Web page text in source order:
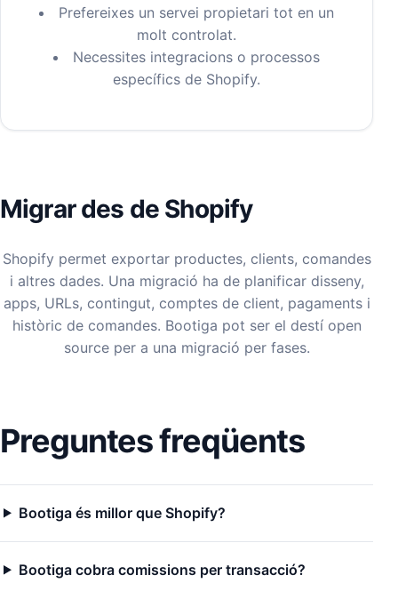
Prefereixes un servei propietari tot en un
molt controlat.
Necessites integracions o processos
específics de Shopify.
Migrar des de Shopify
Shopify permet exportar productes, clients, comandes
i altres dades. Una migració ha de planificar disseny,
apps, URLs, contingut, comptes de client, pagaments i
històric de comandes. Bootiga pot ser el destí open
source per a una migració per fases.
Preguntes freqüents
Bootiga és millor que Shopify?
Bootiga cobra comissions per transacció?